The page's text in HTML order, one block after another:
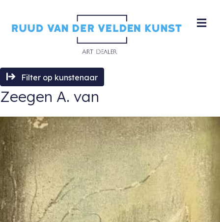
Filter op kunstenaar
Zeegen A. van